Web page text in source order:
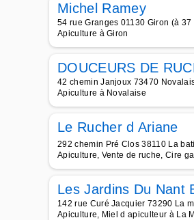
Michel Ramey
54 rue Granges 01130 Giron (à 37
Apiculture à Giron
DOUCEURS DE
42 chemin Janjoux 73470
Apiculture à Novalaise
Le Rucher d Ariane
292 chemin Pré Clos 38110 La
Apiculture, Vente de ruche, Cire
Les Jardins Du Nant
142 rue Curé Jacquier 73290 La
Apiculture, Miel d apiculteur à La